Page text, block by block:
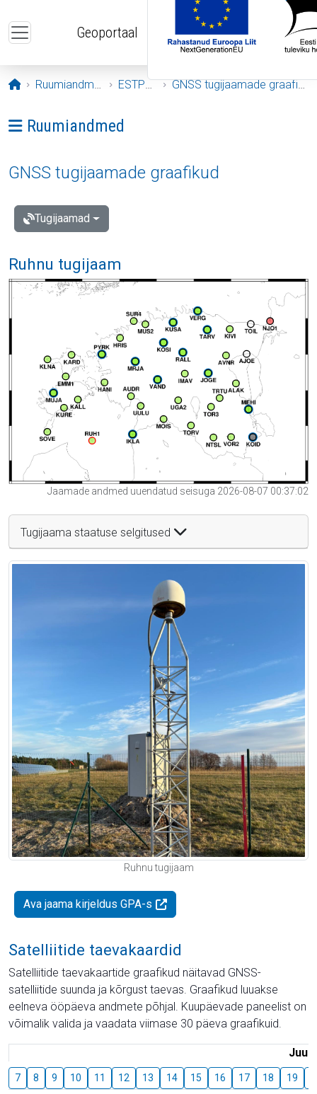
Geoportaal
Avaleht
Ruumiandmed ESTPOS GNSS tugijaamade graafikud
Ava menüü: Ruumiandmed
Ruumiandmed
GNSS tugijaamade graafikud
Tugijaamad
Ruhnu tugijaam
Jaamade andmed uuendatud seisuga 2026-08-07 00:37:02
Tugijaama staatuse selgitused
Ruhnu tugijaam
Ava jaama kirjeldus GPA-s
Satelliitide taevakaardid
Satelliitide taevakaartide graafikud näitavad GNSS-
satelliitide suunda ja kõrgust taevas. Graafikud luuakse
eelneva ööpäeva andmete põhjal. Kuupäevade paneelist on
võimalik valida ja vaadata viimase 30 päeva graafikuid.
Juuli
7 8 9 10 11 12 13 14 15 16 17 18 19